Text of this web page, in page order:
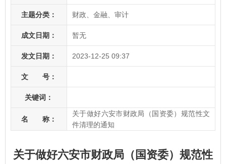
主题分类： 财政、金融、审计
成文日期： 暂无
发文日期： 2023-12-25 09:37
文 号：
关键词：
名 称：
关于做好六安市财政局（国资委）规范性文
件清理的通知
关于做好六安市财政局（国资委）规范性